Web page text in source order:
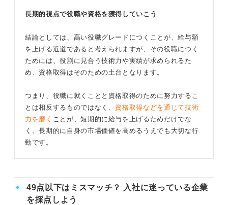
長期的視点で役職や資格を獲得していこう
結論としては、高い役職グレードにつくことが、給与額
を上げる近道であると考えられますが、その役職につく
ためには、役割に見合う技術力や実績が求められるた
め、資格取得はそのための土台となります。
つまり、役職に就くことと資格取得のために努力するこ
とは相反するものではなく、 資格取得などを通じて技術
力を磨く ことが、短期的に給与を上げるためだけでな
く、長期的に自身の市場価値を高めるうえでも大切な行
動です。
49点以下はミスマッチ？ 入社に迷っている企業
を採点しよう